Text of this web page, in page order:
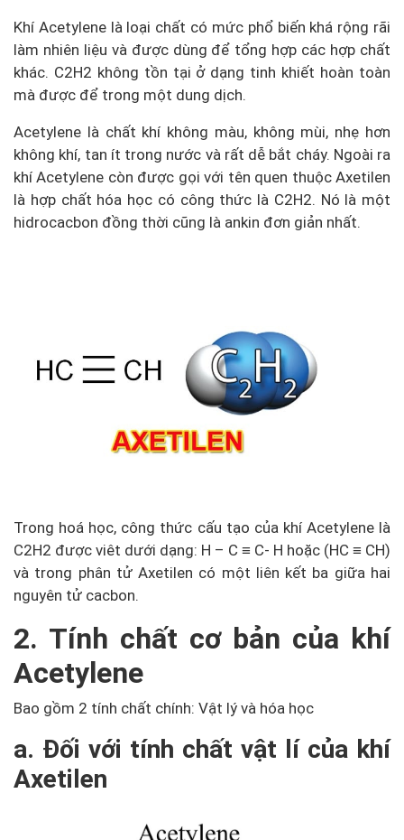
Khí Acetylene là loại chất có mức phổ biến khá rộng rãi
làm nhiên liệu và được dùng để tổng hợp các hợp chất
khác. C2H2 không tồn tại ở dạng tinh khiết hoàn toàn
mà được để trong một dung dịch.
Acetylene là chất khí không màu, không mùi, nhẹ hơn
không khí, tan ít trong nước và rất dễ bắt cháy. Ngoài ra
khí Acetylene còn được gọi với tên quen thuộc Axetilen
là hợp chất hóa học có công thức là C2H2. Nó là một
hidrocacbon đồng thời cũng là ankin đơn giản nhất.
Trong hoá học, công thức cấu tạo của khí Acetylene là
C2H2 được viêt dưới dạng: H – C ≡ C- H hoặc (HC ≡ CH)
và trong phân tử Axetilen có một liên kết ba giữa hai
nguyên tử cacbon.
2. Tính chất cơ bản của khí
Acetylene
Bao gồm 2 tính chất chính: Vật lý và hóa học
a. Đối với tính chất vật lí của khí
Axetilen